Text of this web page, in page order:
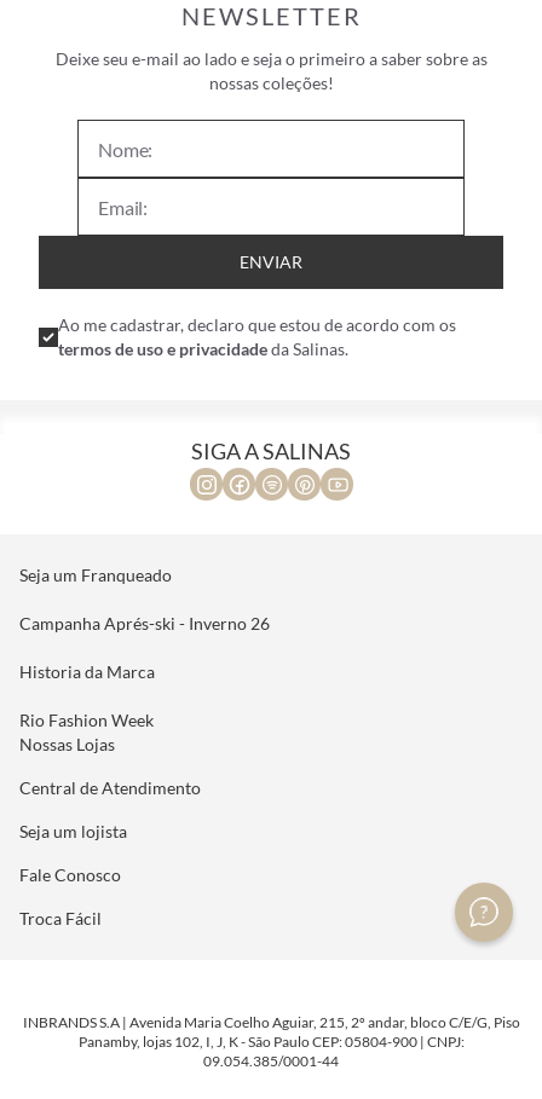
NEWSLETTER
Deixe seu e-mail ao lado e seja o primeiro a saber sobre as
nossas coleções!
ENVIAR
Ao me cadastrar, declaro que estou de acordo com os
termos de uso e privacidadeda Salinas.
SIGA A SALINAS
Seja um Franqueado
Campanha Aprés-ski - Inverno 26
Historia da Marca
Rio Fashion Week
Nossas Lojas
Central de Atendimento
Seja um lojista
Fale Conosco
Troca Fácil
INBRANDS S.A | Avenida Maria Coelho Aguiar, 215, 2º andar, bloco C/E/G, Piso
Panamby, lojas 102, I, J, K - São Paulo CEP: 05804-900 | CNPJ:
09.054.385/0001-44